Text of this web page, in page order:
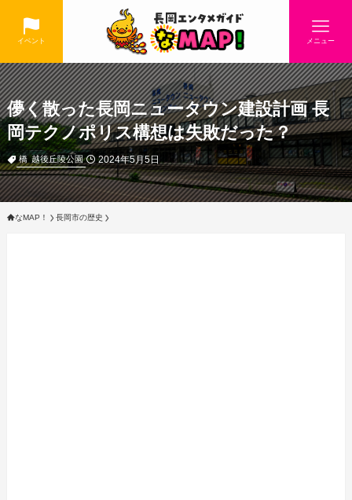
イベント メニュー
儚く散った長岡ニュータウン建設計画 長
岡テクノポリス構想は失敗だった？
橋 越後丘陵公園 2024年5月5日
なMAP！ 長岡市の歴史